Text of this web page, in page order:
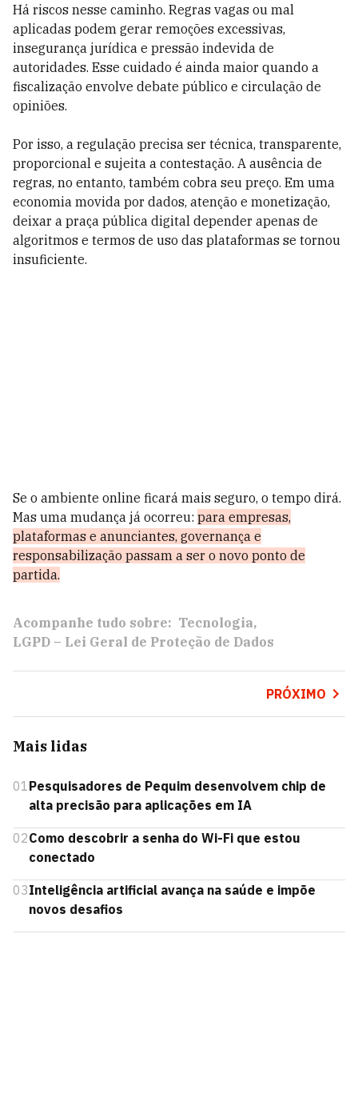
Há riscos nesse caminho. Regras vagas ou mal
aplicadas podem gerar remoções excessivas,
insegurança jurídica e pressão indevida de
autoridades. Esse cuidado é ainda maior quando a
fiscalização envolve debate público e circulação de
opiniões.
Por isso, a regulação precisa ser técnica, transparente,
proporcional e sujeita a contestação. A ausência de
regras, no entanto, também cobra seu preço. Em uma
economia movida por dados, atenção e monetização,
deixar a praça pública digital depender apenas de
algoritmos e termos de uso das plataformas se tornou
insuficiente.
Se o ambiente online ficará mais seguro, o tempo dirá.
Mas uma mudança já ocorreu: para empresas,
plataformas e anunciantes, governança e
responsabilização passam a ser o novo ponto de
partida.
Acompanhe tudo sobre: Tecnologia
LGPD – Lei Geral de Proteção de Dados
PRÓXIMO
Mais lidas
01 Pesquisadores de Pequim desenvolvem chip de
alta precisão para aplicações em IA
02Como descobrir a senha do Wi-Fi que estou
conectado
03Inteligência artificial avança na saúde e impõe
novos desafios